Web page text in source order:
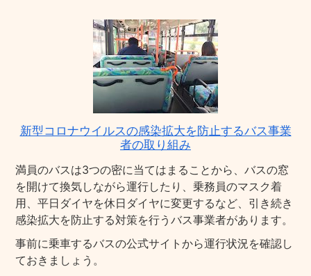
新型コロナウイルスの感染拡大を防止するバス事業
者の取り組み
満員のバスは3つの密に当てはまることから、バスの窓
を開けて換気しながら運行したり、乗務員のマスク着
用、平日ダイヤを休日ダイヤに変更するなど、引き続き
感染拡大を防止する対策を行うバス事業者があります。
事前に乗車するバスの公式サイトから運行状況を確認し
ておきましょう。